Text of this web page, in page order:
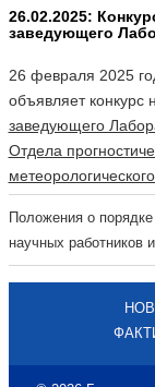
26.02.2025:
заведующего
26 февраля 2025
объявляет
заведующего
Отдела
Положения о
научных работников